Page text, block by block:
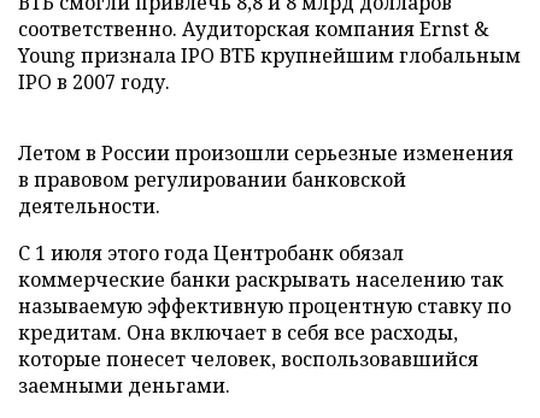
соответственно. Аудиторская компания Ernst &
Young признала IPO ВТБ крупнейшим глобальным
IPO в 2007 году.
Летом в России произошли серьезные изменения
в правовом регулировании банковской
деятельности.
С 1 июля этого года Центробанк обязал
коммерческие банки раскрывать населению так
называемую эффективную процентную ставку по
кредитам. Она включает в себя все расходы,
которые понесет человек, воспользовавшийся
заемными деньгами.